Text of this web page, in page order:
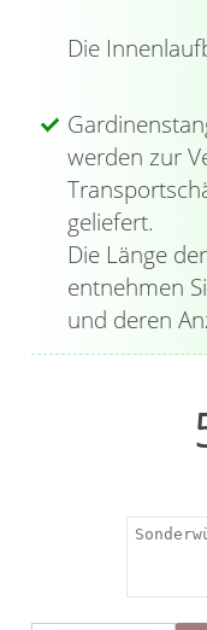
Die
werden zur
geliefert.
Die Länge
entnehmen
und deren